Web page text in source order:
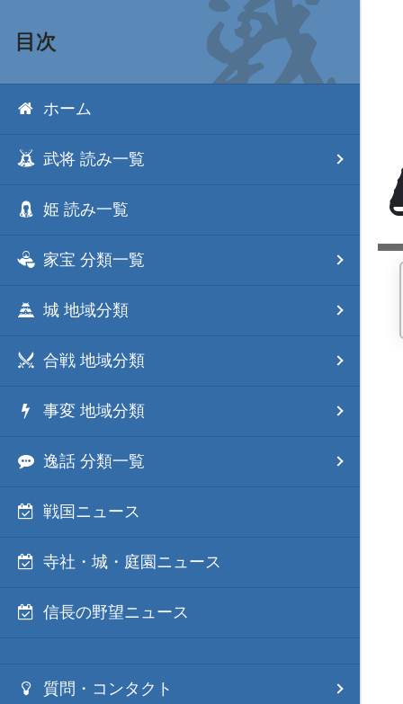
目次
ホーム
武将 読み一覧
姫 読み一覧
家宝 分類一覧
城 地域分類
合戦 地域分類
事変 地域分類
逸話 分類一覧
戦国ニュース
寺社・城・庭園ニュース
信長の野望ニュース
質問・コンタクト